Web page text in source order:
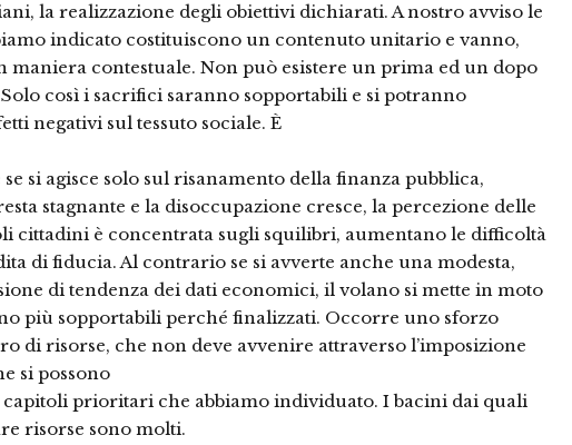
la realizzazione degli obiettivi dichiarati. A nostro avviso le
indicato costituiscono un contenuto unitario e vanno,
maniera contestuale. Non può esistere un prima ed un dopo
così i sacrifici saranno sopportabili e si potranno
negativi sul tessuto sociale. È
si agisce solo sul risanamento della finanza pubblica,
stagnante e la disoccupazione cresce, la percezione delle
cittadini è concentrata sugli squilibri, aumentano le difficoltà
di fiducia. Al contrario se si avverte anche una modesta,
di tendenza dei dati economici, il volano si mette in moto
più sopportabili perché finalizzati. Occorre uno sforzo
di risorse, che non deve avvenire attraverso l’imposizione
si possono
prioritari che abbiamo individuato. I bacini dai quali
risorse sono molti.